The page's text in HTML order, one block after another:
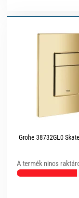
Grohe 38732GL0
A termék nincs